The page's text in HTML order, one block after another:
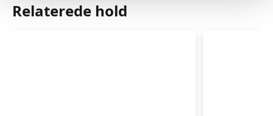
Relaterede hold